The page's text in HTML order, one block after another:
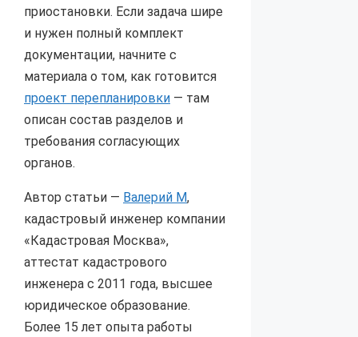
приостановки. Если задача шире
и нужен полный комплект
документации, начните с
материала о том, как готовится
проект перепланировки — там
описан состав разделов и
требования согласующих
органов.
Автор статьи — Валерий М,
кадастровый инженер компании
«Кадастровая Москва»,
аттестат кадастрового
инженера с 2011 года, высшее
юридическое образование.
Более 15 лет опыта работы